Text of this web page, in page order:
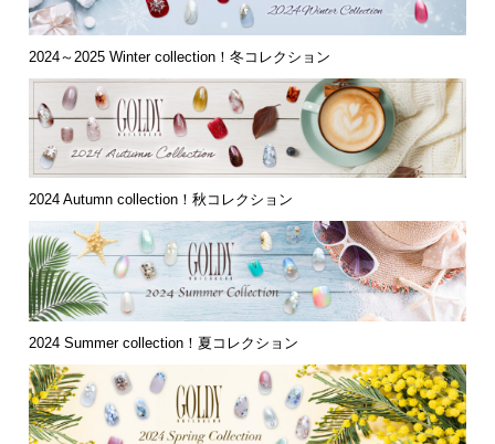
2024～2025 Winter collection！冬コレクション
2024 Autumn collection！秋コレクション
2024 Summer collection！夏コレクション